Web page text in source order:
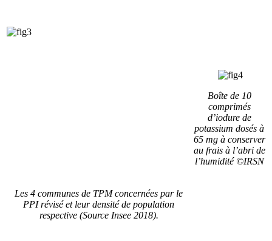
Les 4 communes de TPM concernées par le
PPI révisé et leur densité de population
respective (Source Insee 2018).
Boîte de 10
comprimés
d’iodure de
potassium dosés à
65 mg à conserver
au frais à l’abri de
l’humidité ©IRSN